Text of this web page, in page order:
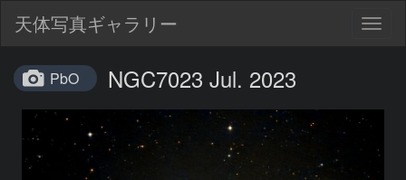
天体写真ギャラリー
PbO NGC7023 Jul. 2023